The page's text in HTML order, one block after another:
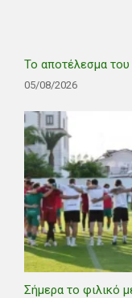
Το αποτέλεσμα του
05/08/2026
Σήμερα το φιλικό